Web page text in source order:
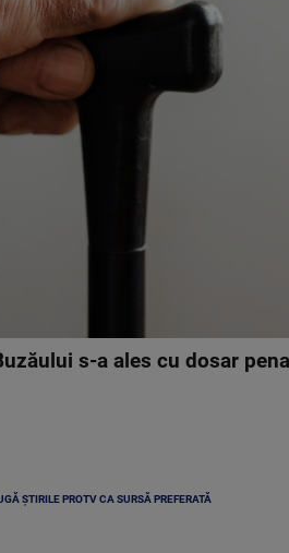
s-a ales cu dosar
ȘTIRILE PROTV CA SURSĂ PREFERATĂ